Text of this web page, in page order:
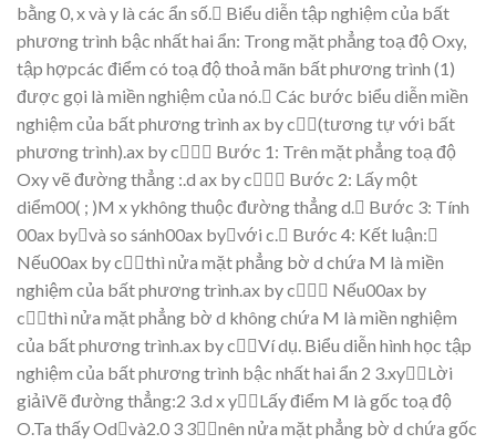
bằng 0,xvà y là các ẩn số. Biểu diễn tập nghiệm của bất
phương trình bậc nhấthai ẩn: Trong mặt phẳng toạ độOxy,
tập hợpcác điểm có toạ độthoả mãn bất phương trình (1)
được gọi là miền nghiệm của nó. Các bước biểu diễn miền
nghiệm của bất phương trình ax byc(tương tựvới bất
phương trình).ax byc Bước 1: Trên mặt phẳng toạ độ
Oxyvẽ đường thẳng :.d ax byc Bước 2: Lấy một
diểm00( ; )M xykhông thuộc đường thẳngd. Bước 3: Tính
00ax byvà so sánh00ax byvới c. Bước 4: Kết luận:
Nếu00ax bycthì nửa mặtphẳng bờ d chứa M là miền
nghiệm của bấtphươngtrình.ax byc Nếu00ax by
cthìnửa mặtphẳng bờ d khôngchứa M là miền nghiệm
của bấtphương trình.ax bycVí dụ. Biểu diễn hình học tập
nghiệm của bất phương trình bậc nhất hai ẩn 2 3.xyLời
giảiVẽ đường thẳng:2 3.d xyLấy điểm M là gốc toạ độ
O.Ta thấyOdvà2.0 3 3nên nửa mặtphẳng bờ d chứa gốc